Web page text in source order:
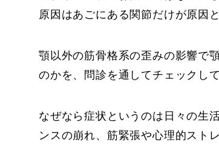
原因はあごにある関節だけが原因
顎以外の筋骨格系の歪みの影響で
のかを、問診を通してチェックし
なぜなら症状というのは日々の生
ンスの崩れ、筋緊張や心理的スト